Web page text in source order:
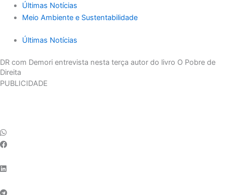
Últimas Notícias
Meio Ambiente e Sustentabilidade
Últimas Notícias
DR com Demori entrevista nesta terça autor do livro O Pobre de
Direita
PUBLICIDADE